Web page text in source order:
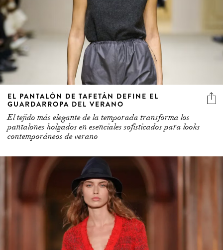
EL PANTALÓN DE TAFETÁN DEFINE EL
GUARDARROPA DEL VERANO
El tejido más elegante de la temporada transforma los
pantalones holgados en esenciales sofisticados para looks
contemporáneos de verano